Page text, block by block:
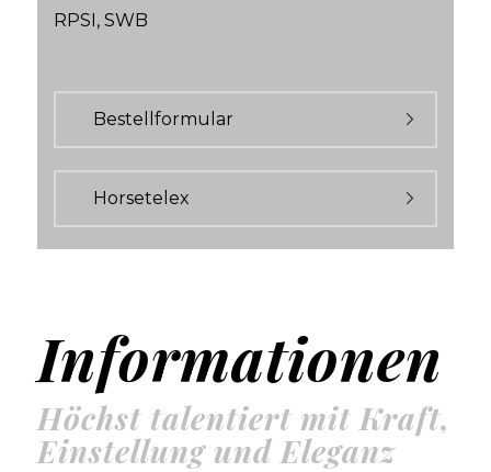
RPSI, SWB
Bestellformular
Horsetelex
Informationen
Höchst talentiert mit Kraft,
Einstellung und Eleganz